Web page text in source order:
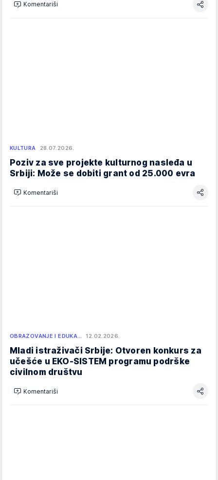
Komentariši
KULTURA 28.07.2026.
Poziv za sve projekte kulturnog nasleđa u
Srbiji: Može se dobiti grant od 25.000 evra
Komentariši
OBRAZOVANJE I EDUKA… 12.02.2026.
Mladi istraživači Srbije: Otvoren konkurs za
učešće u EKO-SISTEM programu podrške
civilnom društvu
Komentariši